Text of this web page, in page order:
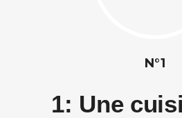
N°1
1: Une